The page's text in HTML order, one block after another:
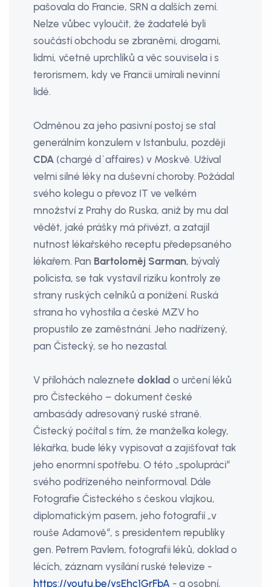
pašovala do Francie, SRN a dalších zemí.
Nelze vůbec vyloučit, že žadatelé byli
součástí obchodu se zbraněmi, drogami,
lidmi, včetně uprchlíků a věc souvisela i s
terorismem, kdy ve Francii umírali nevinní
lidé.
Odměnou za jeho pasivní postoj se stal
generálním konzulem v Istanbulu, později
CDA (chargé d´affaires) v Moskvě. Užíval
velmi silné léky na duševní choroby. Požádal
svého kolegu o převoz IT ve velkém
množství z Prahy do Ruska, aniž by mu dal
vědět, jaké prášky má přivézt, a zatajil
nutnost lékařského receptu předepsaného
lékařem. Pan Bartoloměj Sarman, bývalý
policista, se tak vystavil riziku kontroly ze
strany ruských celníků a ponížení. Ruská
strana ho vyhostila a české MZV ho
propustilo ze zaměstnání. Jeho nadřízený,
pan Čistecký, se ho nezastal.
V přílohách naleznete doklad o určení léků
pro Čisteckého – dokument české
ambasády adresovaný ruské straně.
Čistecký počítal s tím, že manželka kolegy,
lékařka, bude léky vypisovat a zajišťovat tak
jeho enormní spotřebu. O této „spolupráci“
svého podřízeného neinformoval. Dále
Fotografie Čisteckého s českou vlajkou,
diplomatickým pasem, jeho fotografií „v
rouše Adamově“, s presidentem republiky
gen. Petrem Pavlem, fotografii léků, doklad o
lécích, záznam vysílání ruské televize -
https://youtu.be/ysEhc1GrFbA - a osobní,